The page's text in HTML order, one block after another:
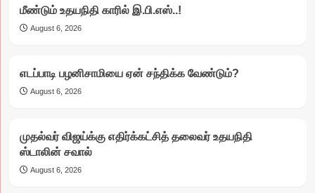
மீண்டும் உதயநிதி காரில் இ.பி.எஸ்..!
August 6, 2026
எடப்பாடி பழனிசாமியை ஏன் சந்திக்க வேண்டும்?
August 6, 2026
முதல்வர் விஜய்க்கு எதிர்க்கட்சித் தலைவர் உதயநிதி
ஸ்டாலின் சவால்
August 6, 2026